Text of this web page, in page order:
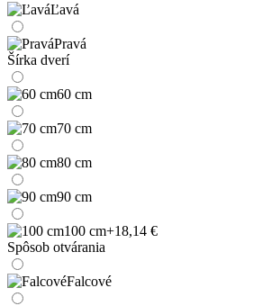
Ľavá
Pravá
Šírka dverí
60 cm
70 cm
80 cm
90 cm
100 cm+18,14 €
Spôsob otvárania
Falcové